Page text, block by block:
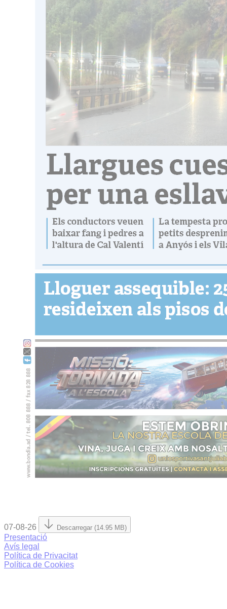
07-08-26 Descarregar (14.95 MB)
Presentació
Avís legal
Política de Privacitat
Política de Cookies